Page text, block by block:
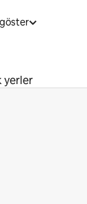
göster
yerler